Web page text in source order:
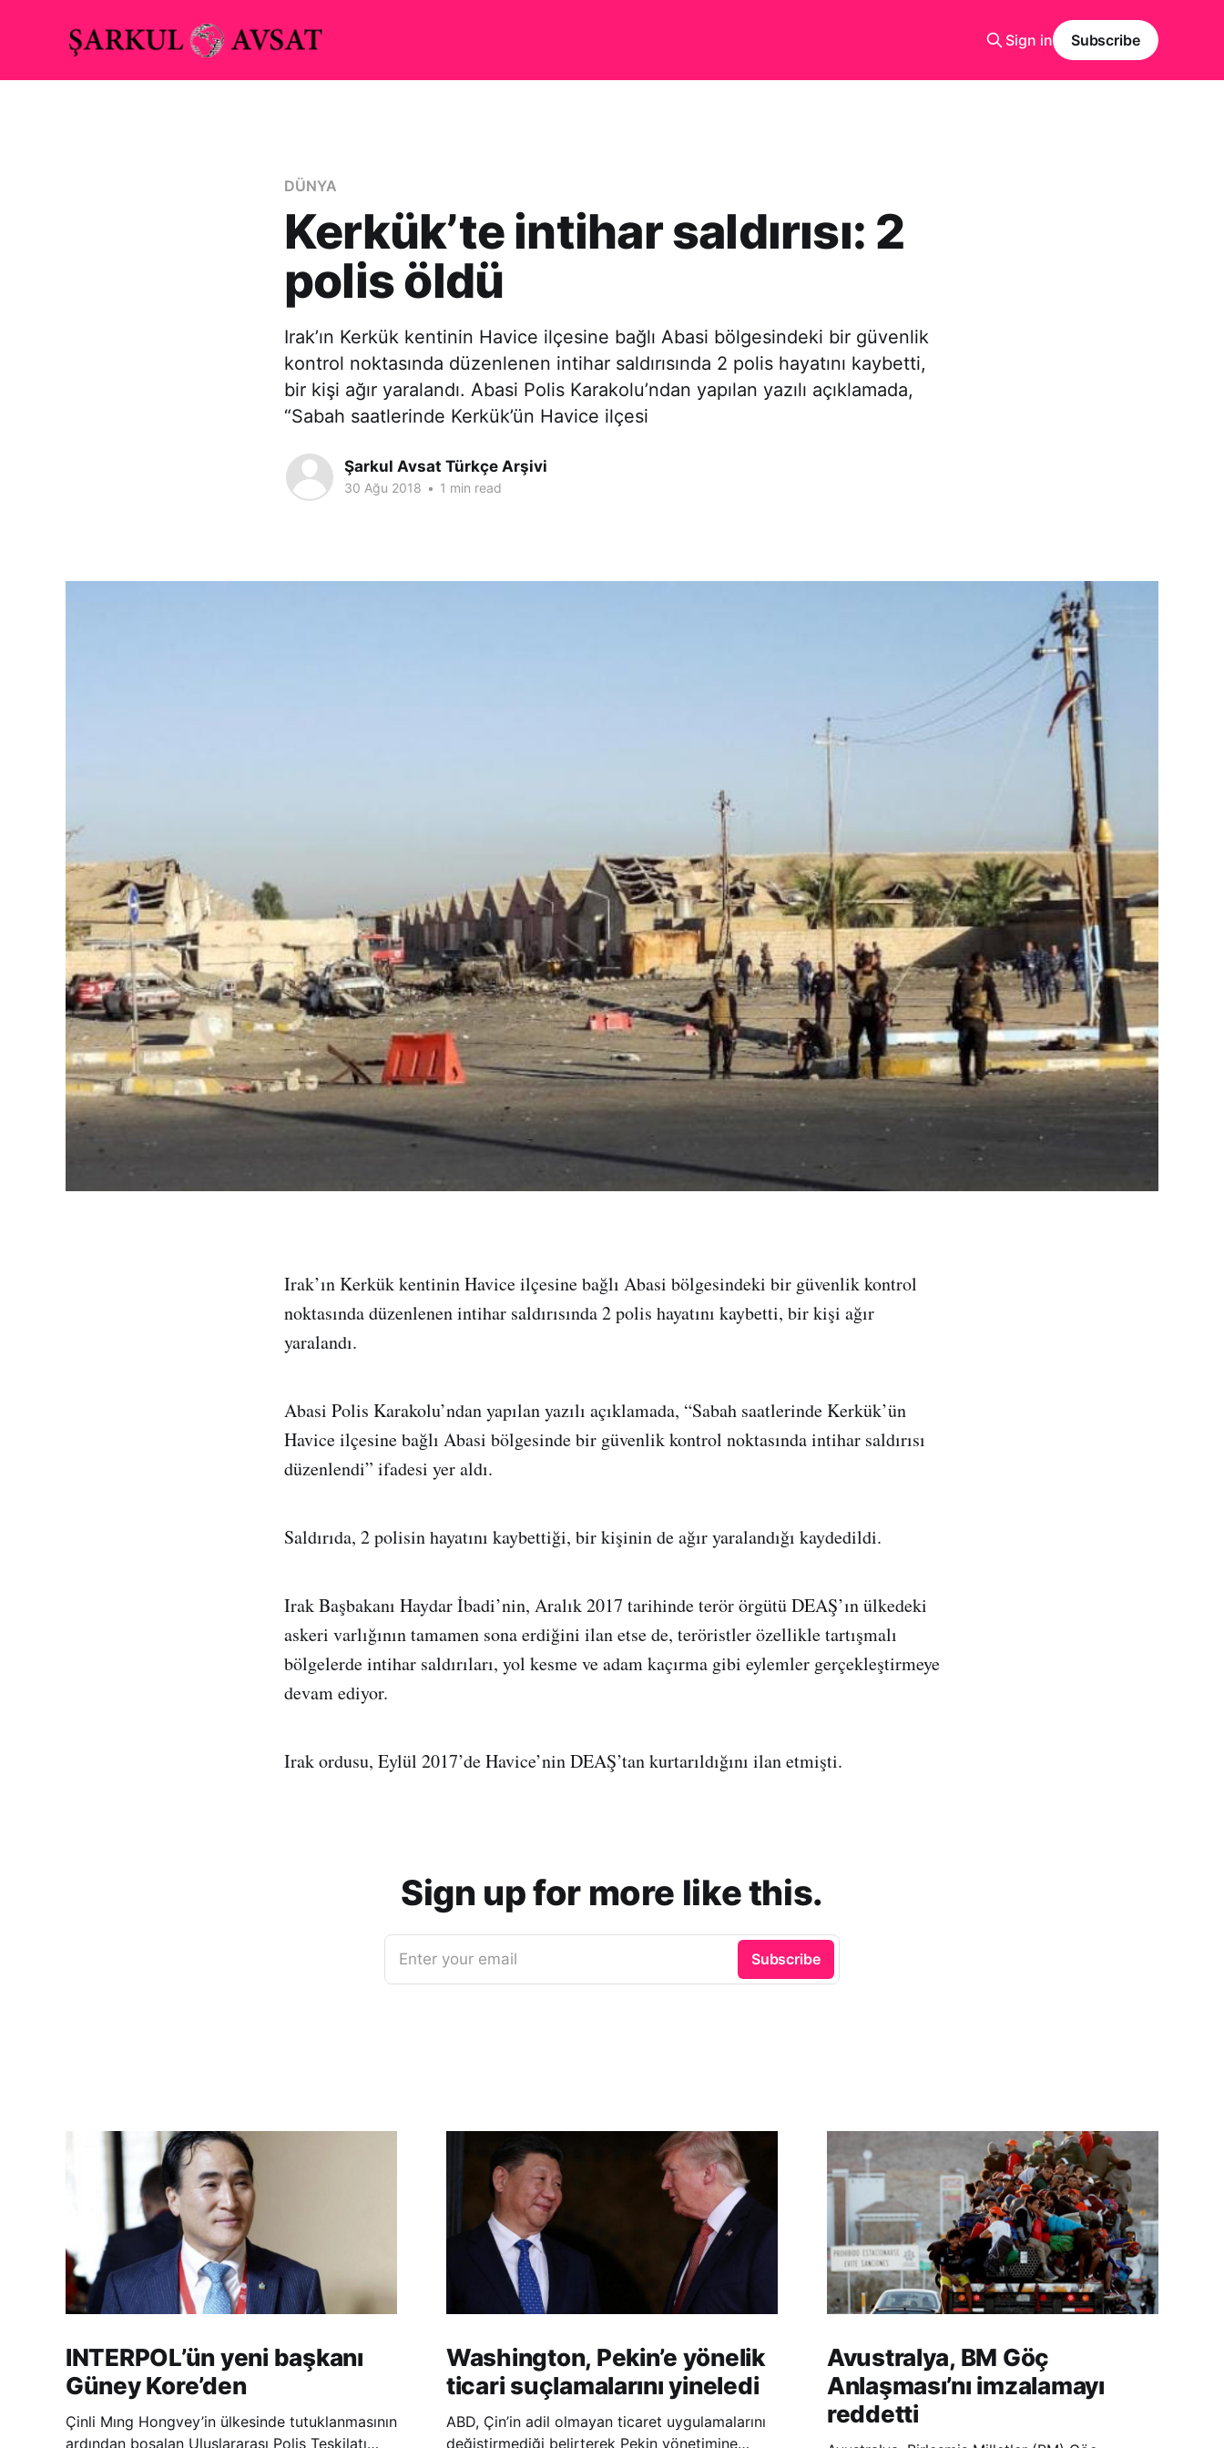
Sign in Subscribe
DÜNYA
Kerkük’te intihar saldırısı: 2
polis öldü
Irak’ın Kerkük kentinin Havice ilçesine bağlı Abasi bölgesindeki bir güvenlik
kontrol noktasında düzenlenen intihar saldırısında 2 polis hayatını kaybetti,
bir kişi ağır yaralandı. Abasi Polis Karakolu’ndan yapılan yazılı açıklamada,
“Sabah saatlerinde Kerkük’ün Havice ilçesi
Şarkul Avsat Türkçe Arşivi
30 Ağu 2018 • 1 min read
Irak’ın Kerkük kentinin Havice ilçesine bağlı Abasi bölgesindeki bir güvenlik kontrol
noktasında düzenlenen intihar saldırısında 2 polis hayatını kaybetti, bir kişi ağır
yaralandı.
Abasi Polis Karakolu’ndan yapılan yazılı açıklamada, “Sabah saatlerinde Kerkük’ün
Havice ilçesine bağlı Abasi bölgesinde bir güvenlik kontrol noktasında intihar saldırısı
düzenlendi” ifadesi yer aldı.
Saldırıda, 2 polisin hayatını kaybettiği, bir kişinin de ağır yaralandığı kaydedildi.
Irak Başbakanı Haydar İbadi’nin, Aralık 2017 tarihinde terör örgütü DEAŞ’ın ülkedeki
askeri varlığının tamamen sona erdiğini ilan etse de, teröristler özellikle tartışmalı
bölgelerde intihar saldırıları, yol kesme ve adam kaçırma gibi eylemler gerçekleştirmeye
devam ediyor.
Irak ordusu, Eylül 2017’de Havice’nin DEAŞ’tan kurtarıldığını ilan etmişti.
Sign up for more like this.
Enter your email Subscribe
INTERPOL’ün yeni başkanı
Güney Kore’den
Çinli Mıng Hongvey’in ülkesinde tutuklanmasının
ardından boşalan Uluslararası Polis Teşkilatı
Washington, Pekin’e yönelik
ticari suçlamalarını yineledi
ABD, Çin’in adil olmayan ticaret uygulamalarını
değiştirmediği belirterek Pekin yönetimine
Avustralya, BM Göç
Anlaşması’nı imzalamayı
reddetti